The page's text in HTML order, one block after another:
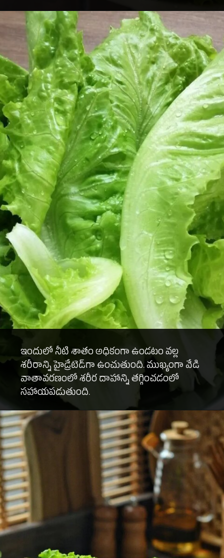
ఇందులో నీటి శాతం అధికంగా ఉండటం వల్ల
శరీరాన్ని హైడ్రేటెడ్‌గా ఉంచుతుంది. ముఖ్యంగా వేడి
వాతావరణంలో శరీర దాహాన్ని తగ్గించడంలో
సహాయపడుతుంది.